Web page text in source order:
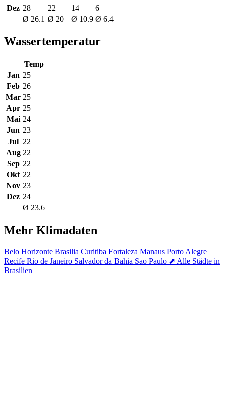
Dez 28 22 14
6
Ø 26.1 Ø 20 Ø 10.9 Ø 6.4
Wassertemperatur
Temp
Jan 25
Feb 26
Mar 25
Apr 25
Mai 24
Jun 23
Jul 22
Aug 22
Sep 22
Okt 22
Nov 23
Dez 24
Ø 23.6
Mehr Klimadaten
Belo Horizonte Brasilia Curitiba Fortaleza Manaus Porto Alegre
Recife Rio de Janeiro Salvador da Bahia Sao Paulo ⬈ Alle Städte in
Brasilien